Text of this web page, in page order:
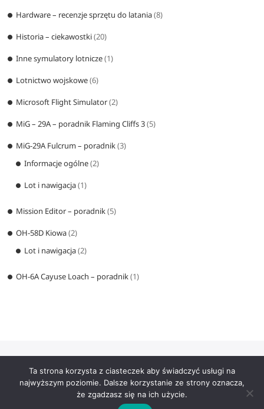
Hardware – recenzje sprzętu do latania(8)
Historia – ciekawostki(20)
Inne symulatory lotnicze(1)
Lotnictwo wojskowe(6)
Microsoft Flight Simulator(2)
MiG – 29A – poradnik Flaming Cliffs 3(5)
MiG-29A Fulcrum – poradnik(3)
Informacje ogólne(2)
Lot i nawigacja(1)
Mission Editor – poradnik(5)
OH-58D Kiowa(2)
Lot i nawigacja(2)
OH-6A Cayuse Loach – poradnik(1)
Szkoła latania DCS World| Designed by:Theme Freesia|WordPress
© Copyright All right reserved
Ta strona korzysta z ciasteczek aby świadczyć usługi na
najwyższym poziomie. Dalsze korzystanie ze strony oznacza,
że zgadzasz się na ich użycie.